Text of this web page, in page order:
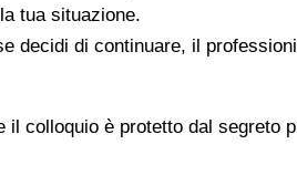
tua situazione.
decidi di continuare, il
il colloquio è protetto dal